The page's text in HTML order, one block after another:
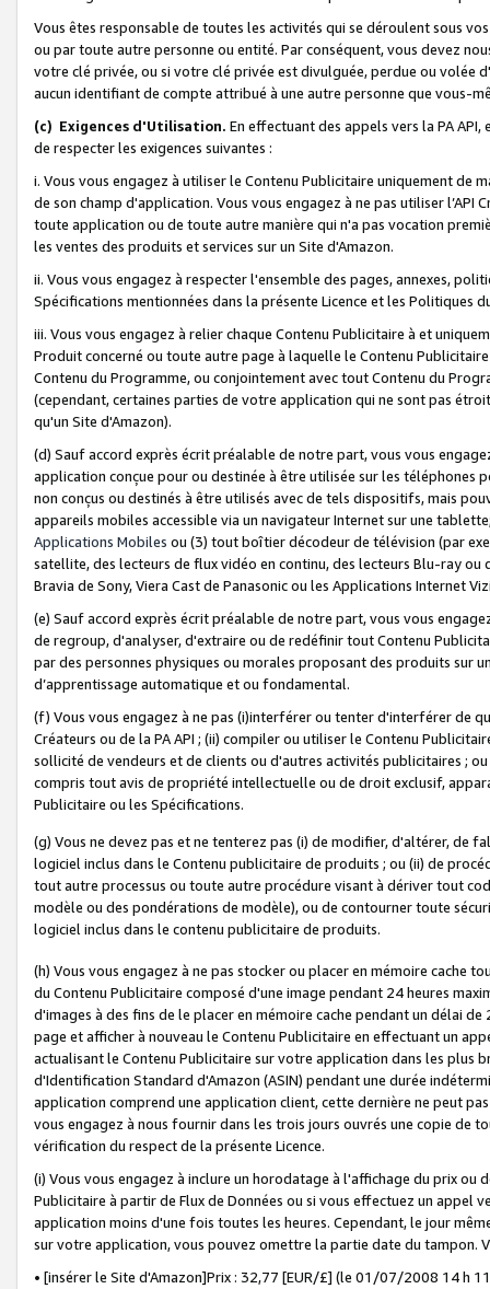
Vous êtes responsable de toutes les activités qui se déroulent sous
ou par toute autre personne ou entité. Par conséquent, vous devez
votre clé privée, ou si votre clé privée est divulguée, perdue ou volée
aucun identifiant de compte attribué à une autre personne que vous-
(c) Exigences d'Utilisation. En effectuant des appels vers la PA
de respecter les exigences suivantes :
i. Vous vous engagez à utiliser le Contenu Publicitaire uniquement de
de son champ d'application. Vous vous engagez à ne pas utiliser l’API
toute application ou de toute autre manière qui n'a pas vocation
les ventes des produits et services sur un Site d'Amazon.
ii. Vous vous engagez à respecter l'ensemble des pages, annexes,
Spécifications mentionnées dans la présente Licence et les Politiques
iii. Vous vous engagez à relier chaque Contenu Publicitaire à et
Produit concerné ou toute autre page à laquelle le Contenu
Contenu du Programme, ou conjointement avec tout Contenu du
(cependant, certaines parties de votre application qui ne sont pas
qu'un Site d'Amazon).
(d) Sauf accord exprès écrit préalable de notre part, vous vous
application conçue pour ou destinée à être utilisée sur les téléphones
non conçus ou destinés à être utilisés avec de tels dispositifs, mais
appareils mobiles accessible via un navigateur Internet sur une
Applications Mobiles ou (3) tout boîtier décodeur de télévision (par
satellite, des lecteurs de flux vidéo en continu, des lecteurs Blu-ray
Bravia de Sony, Viera Cast de Panasonic ou les Applications Internet
(e) Sauf accord exprès écrit préalable de notre part, vous vous
de regroup, d'analyser, d'extraire ou de redéfinir tout Contenu
par des personnes physiques ou morales proposant des produits sur
d’apprentissage automatique et ou fondamental.
(f) Vous vous engagez à ne pas (i)interférer ou tenter d'interférer de
Créateurs ou de la PA API ; (ii) compiler ou utiliser le Contenu
sollicité de vendeurs et de clients ou d'autres activités publicitaires ;
compris tout avis de propriété intellectuelle ou de droit exclusif,
Publicitaire ou les Spécifications.
(g) Vous ne devez pas et ne tenterez pas (i) de modifier, d'altérer, de
logiciel inclus dans le Contenu publicitaire de produits ; ou (ii) de
tout autre processus ou toute autre procédure visant à dériver tout
modèle ou des pondérations de modèle), ou de contourner toute
logiciel inclus dans le contenu publicitaire de produits.
(h) Vous vous engagez à ne pas stocker ou placer en mémoire cache
du Contenu Publicitaire composé d'une image pendant 24 heures
d'images à des fins de le placer en mémoire cache pendant un délai
page et afficher à nouveau le Contenu Publicitaire en effectuant un
actualisant le Contenu Publicitaire sur votre application dans les plus
d'Identification Standard d'Amazon (ASIN) pendant une durée
application comprend une application client, cette dernière ne peut
vous engagez à nous fournir dans les trois jours ouvrés une copie de
vérification du respect de la présente Licence.
(i) Vous vous engagez à inclure un horodatage à l'affichage du prix
Publicitaire à partir de Flux de Données ou si vous effectuez un appel
application moins d'une fois toutes les heures. Cependant, le jour
sur votre application, vous pouvez omettre la partie date du tampon.
• [insérer le Site d'Amazon]Prix : 32,77 [EUR/£] (le 01/07/2008 14 h